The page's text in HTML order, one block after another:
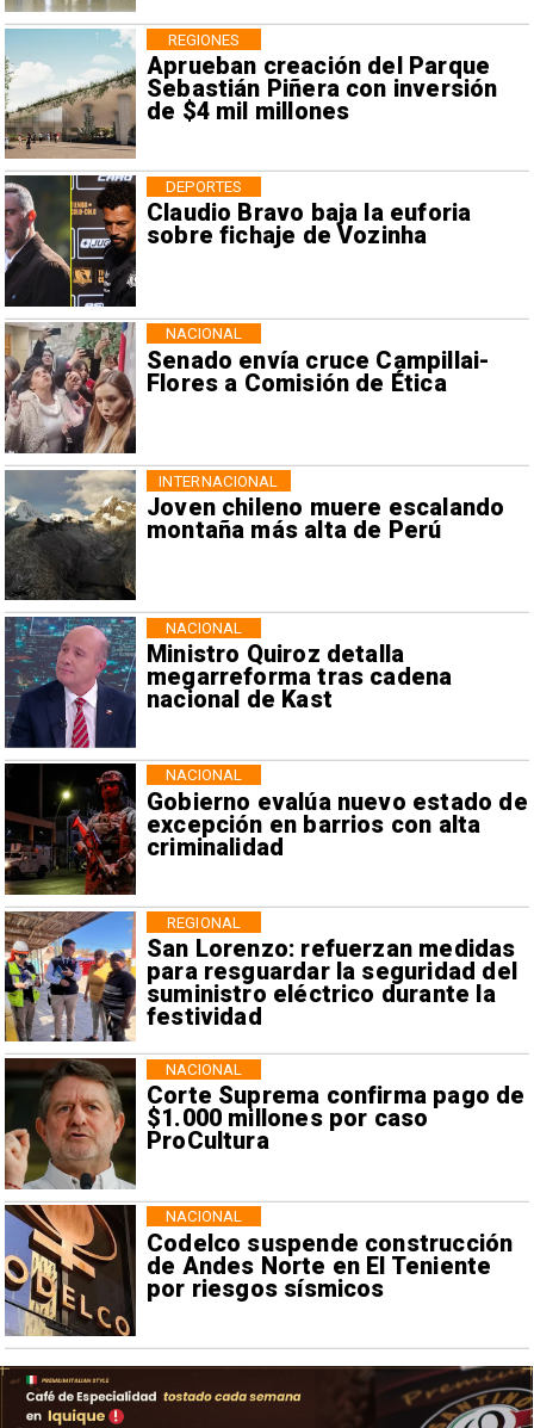
Aprueban creación del Parque
Sebastián Piñera con inversión
de $4 mil millones
REGIONES
Claudio Bravo baja la euforia
sobre fichaje de Vozinha
DEPORTES
Senado envía cruce Campillai-
Flores a Comisión de Ética
NACIONAL
Joven chileno muere escalando
montaña más alta de Perú
INTERNACIONAL
Ministro Quiroz detalla
megarreforma tras cadena
nacional de Kast
NACIONAL
Gobierno evalúa nuevo estado de
excepción en barrios con alta
criminalidad
NACIONAL
San Lorenzo: refuerzan medidas
para resguardar la seguridad del
suministro eléctrico durante la
festividad
REGIONAL
Corte Suprema confirma pago de
$1.000 millones por caso
ProCultura
NACIONAL
Codelco suspende construcción
de Andes Norte en El Teniente
por riesgos sísmicos
NACIONAL